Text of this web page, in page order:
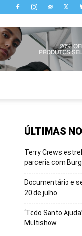
ÚLTIMAS
Terry Crews
parceria com
Documentário e
20 de julho
‘Todo Santo
Multishow